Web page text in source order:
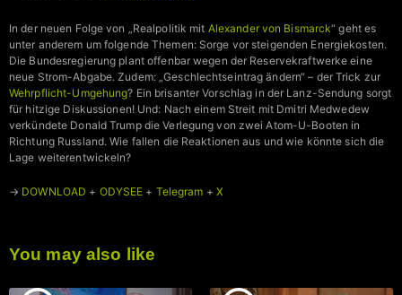
In der neuen Folge von „Realpolitik mit Alexander von Bismarck“ geht es
unter anderem um folgende Themen: Sorge vor steigenden Energiekosten.
Die Bundesregierung plant offenbar wegen der Reservekraftwerke eine
neue Strom-Abgabe. Zudem: „Geschlechtseintrag ändern“ – der Trick zur
Wehrpflicht-Umgehung? Ein brisanter Vorschlag in der Lanz-Sendung sorgt
für hitzige Diskussionen! Und: Nach einem Streit mit Dmitri Medwedew
verkündete Donald Trump die Verlegung von zwei Atom-U-Booten in
Richtung Russland. Wie fallen die Reaktionen aus und wie könnte sich die
Lage weiterentwickeln?
→ DOWNLOAD + ODYSEE + Telegram + X
You may also like